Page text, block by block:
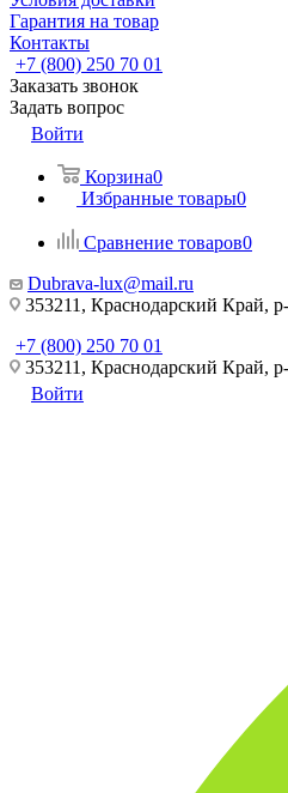
Гарантия на товар
Контакты
+7 (800) 250 70 01
Заказать звонок
Задать вопрос
Войти
Корзина0
Избранные товары0
Сравнение товаров0
Dubrava-lux@mail.ru
353211, Краснодарский Край,
+7 (800) 250 70 01
353211, Краснодарский Край,
Войти